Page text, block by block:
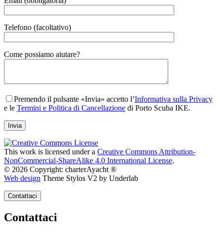
Telefono (facoltativo)
Gender
Come possiamo aiutare?
Premendo il pulsante «Invia» accetto l’Informativa sulla Privacy
e le Termini e Politica di Cancellazione di Porto Scuba IKE.
This work is licensed under a Creative Commons Attribution-
NonCommercial-ShareAlike 4.0 International License.
© 2026 Copyright: charterAyacht ®
Web design Theme Stylos V2 by Underlab
Contattaci
Contattaci